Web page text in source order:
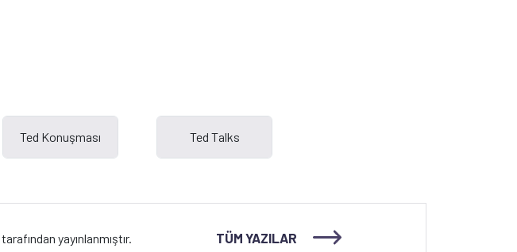
tarafından yayınlanmıştır. TÜM YAZILAR